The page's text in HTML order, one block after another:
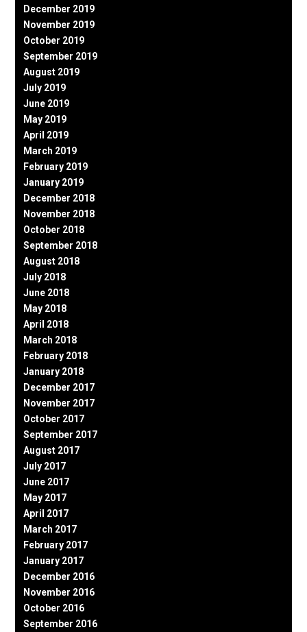
December 2019
November 2019
October 2019
September 2019
August 2019
July 2019
June 2019
May 2019
April 2019
March 2019
February 2019
January 2019
December 2018
November 2018
October 2018
September 2018
August 2018
July 2018
June 2018
May 2018
April 2018
March 2018
February 2018
January 2018
December 2017
November 2017
October 2017
September 2017
August 2017
July 2017
June 2017
May 2017
April 2017
March 2017
February 2017
January 2017
December 2016
November 2016
October 2016
September 2016